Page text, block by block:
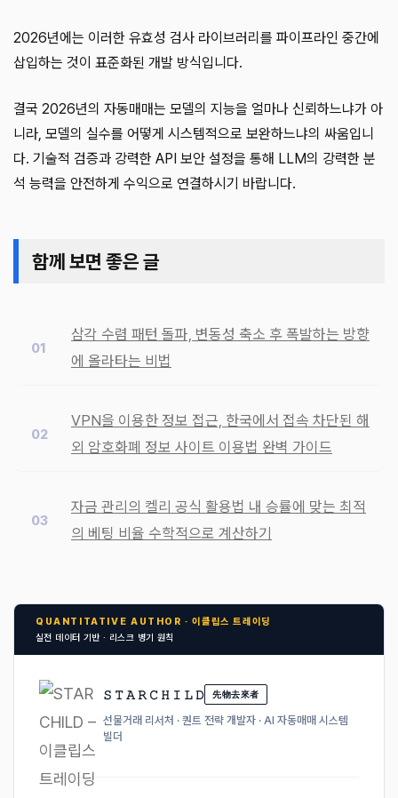
2026년에는 이러한 유효성 검사 라이브러리를 파이프라인 중간에
삽입하는 것이 표준화된 개발 방식입니다.
결국 2026년의 자동매매는 모델의 지능을 얼마나 신뢰하느냐가 아
니라, 모델의 실수를 어떻게 시스템적으로 보완하느냐의 싸움입니
다. 기술적 검증과 강력한 API 보안 설정을 통해 LLM의 강력한 분
석 능력을 안전하게 수익으로 연결하시기 바랍니다.
함께 보면 좋은 글
삼각 수렴 패턴 돌파, 변동성 축소 후 폭발하는 방향
에 올라타는 비법
VPN을 이용한 정보 접근, 한국에서 접속 차단된 해
외 암호화폐 정보 사이트 이용법 완벽 가이드
자금 관리의 켈리 공식 활용법 내 승률에 맞는 최적
의 베팅 비율 수학적으로 계산하기
QUANTITATIVE AUTHOR · 이클립스 트레이딩
실전 데이터 기반 · 리스크 병기 원칙
𝚂 𝚃 𝙰 𝚁 𝙲 𝙷 𝙸 𝙻 𝙳 先物去來者
선물거래 리서처 · 퀀트 전략 개발자 · AI 자동매매 시스템
빌더